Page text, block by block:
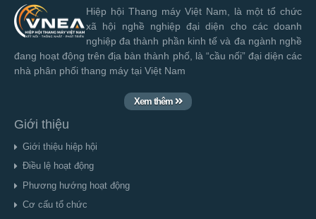
Hiệp hội Thang máy Việt Nam, là một tổ chức
xã hội nghề nghiệp đại diện cho các doanh
nghiệp đa thành phần kinh tế và đa ngành nghề
đang hoạt động trên địa bàn thành phố, là “cầu nối” đại diện các
nhà phân phối thang máy tại Việt Nam
Xem thêm
Giới thiệu
Giới thiệu hiệp hội
Điều lệ hoạt động
Phương hướng hoạt động
Cơ cấu tổ chức